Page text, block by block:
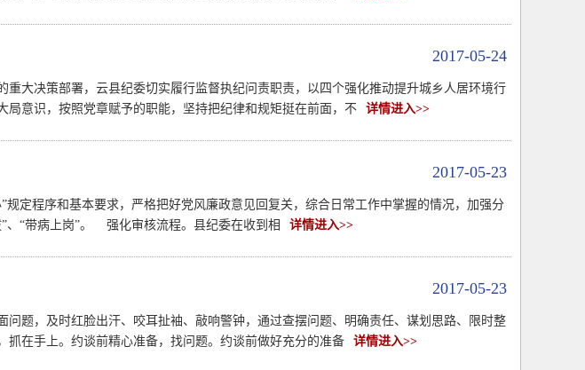
2017-05-24
大决策部署，云县纪委切实履行监督执纪问责职责，以四个强化推动提升城乡人居环境行
意识，按照党章赋予的职能，坚持把纪律和规矩挺在前面，不
详情进入>>
2017-05-23
定程序和基本要求，严格把好党风廉政意见回复关，综合日常工作中掌握的情况，加强分
、“带病上岗”。 强化审核流程。县纪委在收到相
详情进入>>
2017-05-23
题，及时红脸出汗、咬耳扯袖、敲响警钟，通过查摆问题、明确责任、谋划思路、限时整
在手上。约谈前精心准备，找问题。约谈前做好充分的准备
详情进入>>